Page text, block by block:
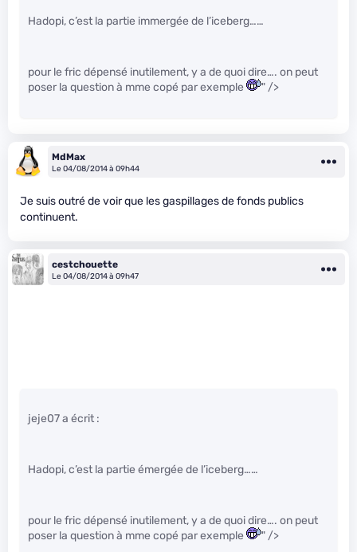
Hadopi, c’est la partie immergée de l’iceberg……
pour le fric dépensé inutilement, y a de quoi dire…. on peut
poser la question à mme copé par exemple
" />
MdMax
Le 04/08/2014 à 09h44
Je suis outré de voir que les gaspillages de fonds publics
continuent.
cestchouette
Le 04/08/2014 à 09h47
jeje07 a écrit :
Hadopi, c’est la partie émergée de l’iceberg……
pour le fric dépensé inutilement, y a de quoi dire…. on peut
poser la question à mme copé par exemple
" />